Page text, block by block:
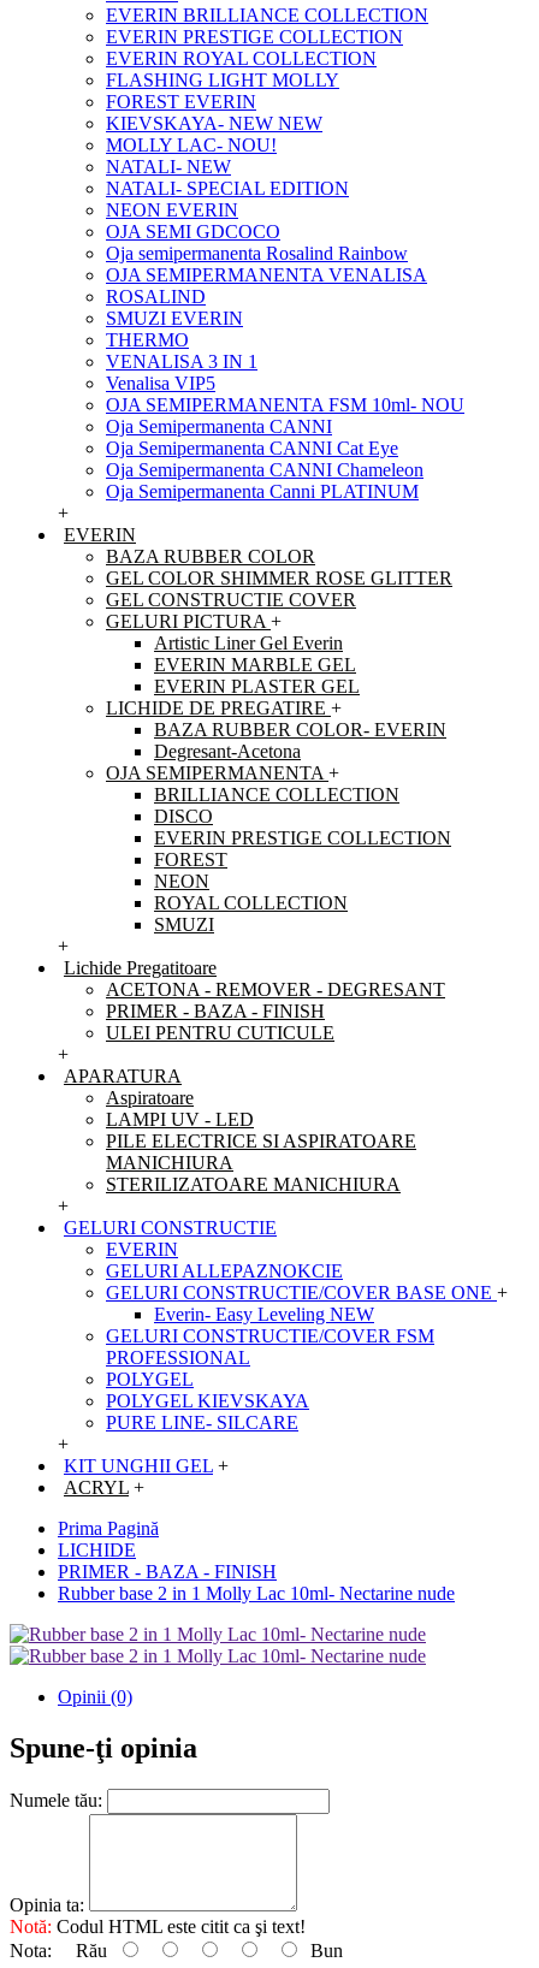
EVERIN BRILLIANCE COLLECTION
EVERIN PRESTIGE COLLECTION
EVERIN ROYAL COLLECTION
FLASHING LIGHT MOLLY
FOREST EVERIN
KIEVSKAYA- NEW NEW
MOLLY LAC- NOU!
NATALI- NEW
NATALI- SPECIAL EDITION
NEON EVERIN
OJA SEMI GDCOCO
Oja semipermanenta Rosalind Rainbow
OJA SEMIPERMANENTA VENALISA
ROSALIND
SMUZI EVERIN
THERMO
VENALISA 3 IN 1
Venalisa VIP5
OJA SEMIPERMANENTA FSM 10ml- NOU
Oja Semipermanenta CANNI
Oja Semipermanenta CANNI Cat Eye
Oja Semipermanenta CANNI Chameleon
Oja Semipermanenta Canni PLATINUM
+
EVERIN
BAZA RUBBER COLOR
GEL COLOR SHIMMER ROSE GLITTER
GEL CONSTRUCTIE COVER
GELURI PICTURA +
Artistic Liner Gel Everin
EVERIN MARBLE GEL
EVERIN PLASTER GEL
LICHIDE DE PREGATIRE +
BAZA RUBBER COLOR- EVERIN
Degresant-Acetona
OJA SEMIPERMANENTA +
BRILLIANCE COLLECTION
DISCO
EVERIN PRESTIGE COLLECTION
FOREST
NEON
ROYAL COLLECTION
SMUZI
+
Lichide Pregatitoare
ACETONA - REMOVER - DEGRESANT
PRIMER - BAZA - FINISH
ULEI PENTRU CUTICULE
+
APARATURA
Aspiratoare
LAMPI UV - LED
PILE ELECTRICE SI ASPIRATOARE
MANICHIURA
STERILIZATOARE MANICHIURA
+
GELURI CONSTRUCTIE
EVERIN
GELURI ALLEPAZNOKCIE
GELURI CONSTRUCTIE/COVER BASE ONE +
Everin- Easy Leveling NEW
GELURI CONSTRUCTIE/COVER FSM
PROFESSIONAL
POLYGEL
POLYGEL KIEVSKAYA
PURE LINE- SILCARE
+
KIT UNGHII GEL +
ACRYL +
Prima Pagină
LICHIDE
PRIMER - BAZA - FINISH
Rubber base 2 in 1 Molly Lac 10ml- Nectarine nude
Opinii (0)
Spune-ţi opinia
Numele tău:
Opinia ta:
Notă: Codul HTML este citit ca şi text!
Nota: Rău Bun